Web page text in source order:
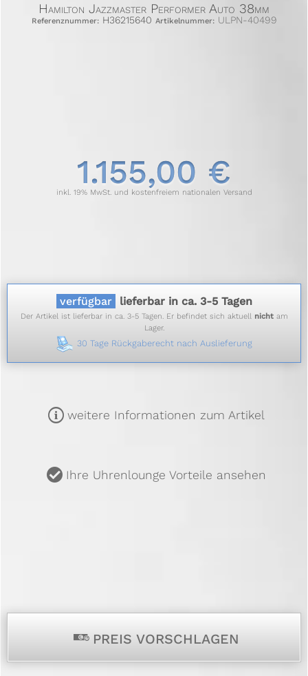
Hamilton Jazzmaster Performer Auto 38mm
Referenznummer: H36215640 Artikelnummer:ULPN-40499
1.155,00 €
inkl. 19% MwSt. und kostenfreiem nationalen Versand
verfügbar lieferbar in ca. 3-5 Tagen
Der Artikel ist lieferbar in ca. 3-5 Tagen. Er befindet sich aktuell nichtam
Lager.
30 Tage Rückgaberecht nach Auslieferung
m weitere Informationen zum Artikel
u Ihre Uhrenlounge Vorteile ansehen
p PREIS VORSCHLAGEN